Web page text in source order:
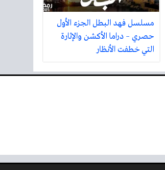
مسلسل فهد البطل الجزء الأول
حصري – دراما الأكشن والإثارة
التي خطفت الأنظار